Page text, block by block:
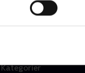
Star Wars: Visions
Serier • 1 sæsoner
Kategorier